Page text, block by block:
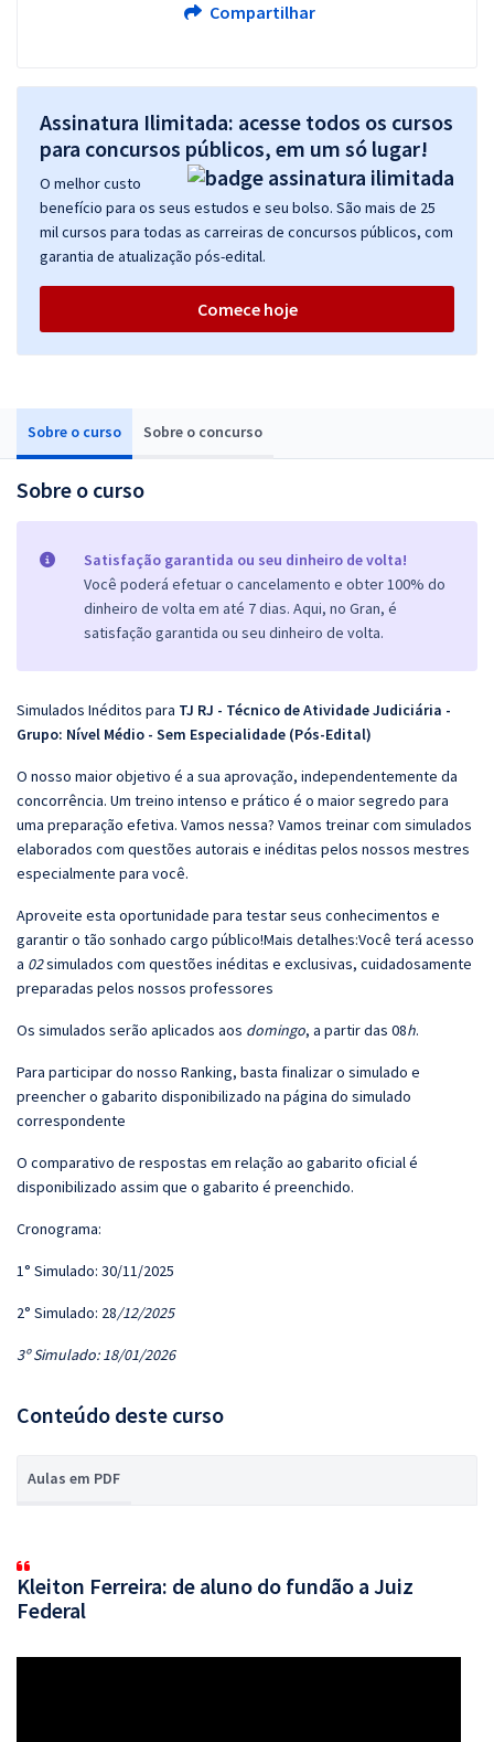
Sobre o curso Sobre o concurso
Sobre o curso
Satisfação garantida ou seu dinheiro de volta!
Você poderá efetuar o cancelamento e obter 100% do
dinheiro de volta em até 7 dias. Aqui, no Gran, é
satisfação garantida ou seu dinheiro de volta.
Simulados Inéditos para TJ RJ - Técnico de Atividade Judiciária -
Grupo: Nível Médio - Sem Especialidade (Pós-Edital)
O nosso maior objetivo é a sua aprovação, independentemente da
concorrência. Um treino intenso e prático é o maior segredo para
uma preparação efetiva. Vamos nessa? Vamos treinar com simulados
elaborados com questões autorais e inéditas pelos nossos mestres
especialmente para você.
Aproveite esta oportunidade para testar seus conhecimentos e
garantir o tão sonhado cargo público!Mais detalhes:Você terá acesso
a 02simulados com questões inéditas e exclusivas, cuidadosamente
preparadas pelos nossos professores
Os simulados serão aplicados aos domingo, a partir das 08h.
Para participar do nosso Ranking, basta finalizar o simulado e
preencher o gabarito disponibilizado na página do simulado
correspondente
O comparativo de respostas em relação ao gabarito oficial é
disponibilizado assim que o gabarito é preenchido.
Cronograma:
1° Simulado: 30/11/2025
2° Simulado: 28/12/2025
3º Simulado: 18/01/2026
Conteúdo deste curso
Aulas em PDF
Kleiton Ferreira: de aluno do fundão a Juiz
Federal
Compartilhar
Assinatura Ilimitada: acesse todos os cursos
para concursos públicos, em um só lugar!
O melhor custo
benefício para os seus estudos e seu bolso. São mais de 25
mil cursos para todas as carreiras de concursos públicos, com
garantia de atualização pós-edital.
Comece hoje